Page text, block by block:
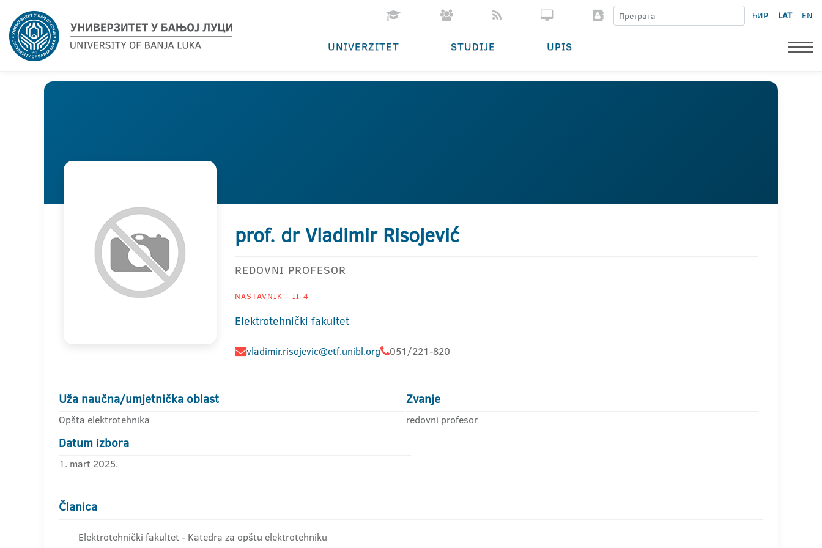
ЋИР LAT EN
UNIVERZITET STUDIJE UPIS
prof. dr Vladimir Risojević
REDOVNI PROFESOR
NASTAVNIK - II-4
Elektrotehnički fakultet
vladimir.risojevic@etf.unibl.org 051/221-820
Uža naučna/umjetnička oblast
Opšta elektrotehnika
Zvanje
redovni profesor
Datum izbora
1. mart 2025.
Članica
Elektrotehnički fakultet - Katedra za opštu elektrotehniku